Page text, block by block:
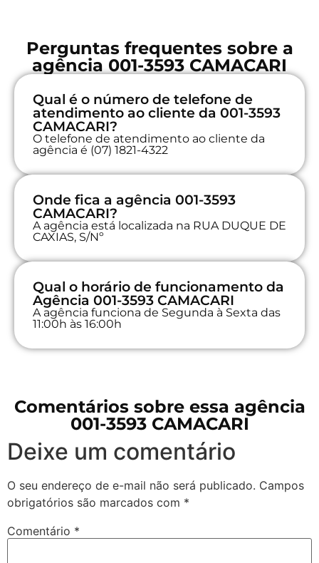
Perguntas frequentes sobre a
agência 001-3593 CAMACARI
Qual é o número de telefone de
atendimento ao cliente da 001-3593
CAMACARI?
O telefone de atendimento ao cliente da
agência é (07) 1821-4322
Onde fica a agência 001-3593
CAMACARI?
A agência está localizada na RUA DUQUE DE
CAXIAS, S/Nº
Qual o horário de funcionamento da
Agência 001-3593 CAMACARI
A agência funciona de Segunda à Sexta das
11:00h às 16:00h
Comentários sobre essa agência
001-3593 CAMACARI
Deixe um comentário
O seu endereço de e-mail não será publicado. Campos
obrigatórios são marcados com *
Comentário *